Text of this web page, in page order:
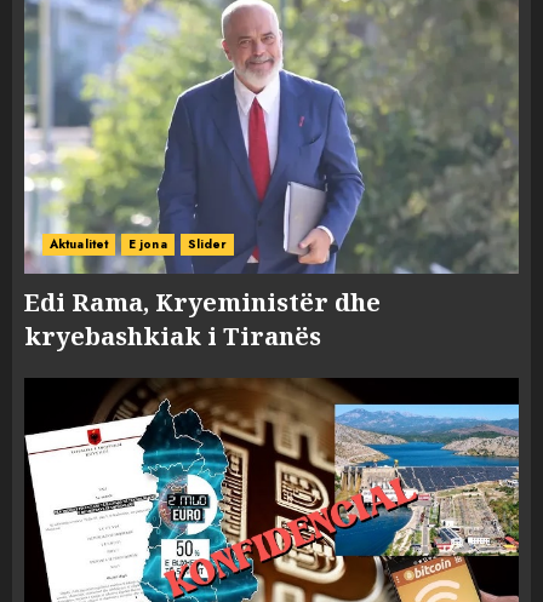
Aktualitet E jona Slider
Edi Rama, Kryeministër dhe
kryebashkiak i Tiranës